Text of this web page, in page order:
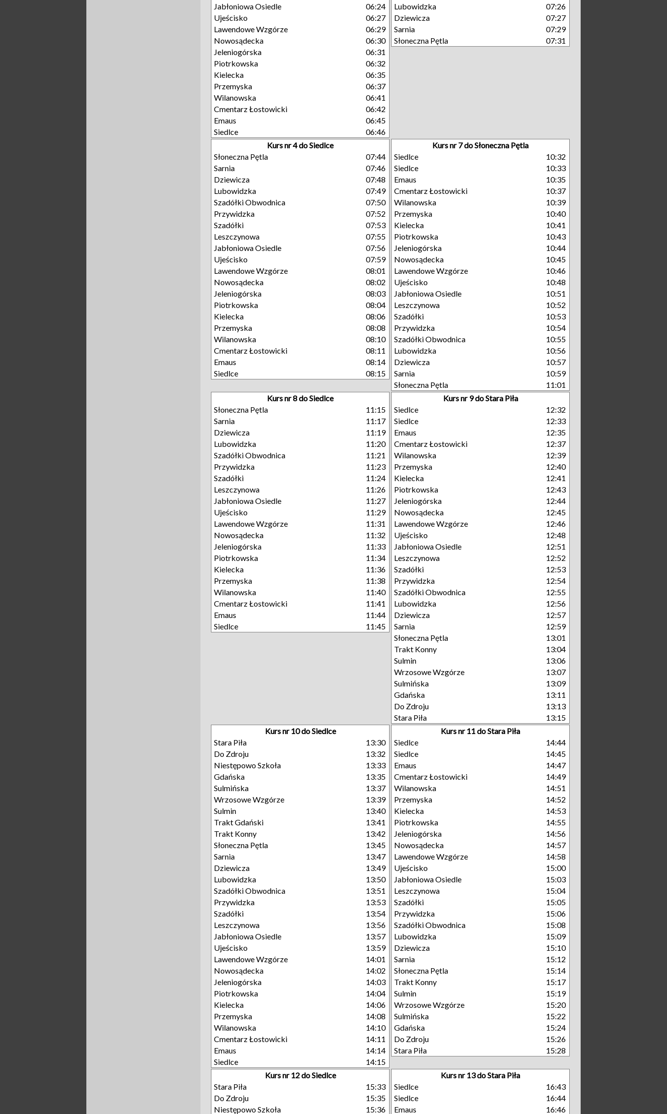
Jabłoniowa Osiedle
06:24
Ujeścisko
06:27
Lawendowe Wzgórze
06:29
Nowosądecka
06:30
Jeleniogórska
06:31
Piotrkowska
06:32
Kielecka
06:35
Przemyska
06:37
Wilanowska
06:41
Cmentarz Łostowicki
06:42
Emaus
06:45
Siedlce
06:46
Lubowidzka
07:26
Dziewicza
07:27
Sarnia
07:29
Słoneczna Pętla
07:31
Kurs nr 4 do Siedlce
Słoneczna Pętla
07:44
Sarnia
07:46
Dziewicza
07:48
Lubowidzka
07:49
Szadółki Obwodnica
07:50
Przywidzka
07:52
Szadółki
07:53
Leszczynowa
07:55
Jabłoniowa Osiedle
07:56
Ujeścisko
07:59
Lawendowe Wzgórze
08:01
Nowosądecka
08:02
Jeleniogórska
08:03
Piotrkowska
08:04
Kielecka
08:06
Przemyska
08:08
Wilanowska
08:10
Cmentarz Łostowicki
08:11
Emaus
08:14
Siedlce
08:15
Kurs nr 7 do Słoneczna Pętla
Siedlce
10:32
Siedlce
10:33
Emaus
10:35
Cmentarz Łostowicki
10:37
Wilanowska
10:39
Przemyska
10:40
Kielecka
10:41
Piotrkowska
10:43
Jeleniogórska
10:44
Nowosądecka
10:45
Lawendowe Wzgórze
10:46
Ujeścisko
10:48
Jabłoniowa Osiedle
10:51
Leszczynowa
10:52
Szadółki
10:53
Przywidzka
10:54
Szadółki Obwodnica
10:55
Lubowidzka
10:56
Dziewicza
10:57
Sarnia
10:59
Słoneczna Pętla
11:01
Kurs nr 8 do Siedlce
Słoneczna Pętla
11:15
Sarnia
11:17
Dziewicza
11:19
Lubowidzka
11:20
Szadółki Obwodnica
11:21
Przywidzka
11:23
Szadółki
11:24
Leszczynowa
11:26
Jabłoniowa Osiedle
11:27
Ujeścisko
11:29
Lawendowe Wzgórze
11:31
Nowosądecka
11:32
Jeleniogórska
11:33
Piotrkowska
11:34
Kielecka
11:36
Przemyska
11:38
Wilanowska
11:40
Cmentarz Łostowicki
11:41
Emaus
11:44
Siedlce
11:45
Kurs nr 9 do Stara Piła
Siedlce
12:32
Siedlce
12:33
Emaus
12:35
Cmentarz Łostowicki
12:37
Wilanowska
12:39
Przemyska
12:40
Kielecka
12:41
Piotrkowska
12:43
Jeleniogórska
12:44
Nowosądecka
12:45
Lawendowe Wzgórze
12:46
Ujeścisko
12:48
Jabłoniowa Osiedle
12:51
Leszczynowa
12:52
Szadółki
12:53
Przywidzka
12:54
Szadółki Obwodnica
12:55
Lubowidzka
12:56
Dziewicza
12:57
Sarnia
12:59
Słoneczna Pętla
13:01
Trakt Konny
13:04
Sulmin
13:06
Wrzosowe Wzgórze
13:07
Sulmińska
13:09
Gdańska
13:11
Do Zdroju
13:13
Stara Piła
13:15
Kurs nr 10 do Siedlce
Stara Piła
13:30
Do Zdroju
13:32
Niestępowo Szkoła
13:33
Gdańska
13:35
Sulmińska
13:37
Wrzosowe Wzgórze
13:39
Sulmin
13:40
Trakt Gdański
13:41
Trakt Konny
13:42
Słoneczna Pętla
13:45
Sarnia
13:47
Dziewicza
13:49
Lubowidzka
13:50
Szadółki Obwodnica
13:51
Przywidzka
13:53
Szadółki
13:54
Leszczynowa
13:56
Jabłoniowa Osiedle
13:57
Ujeścisko
13:59
Lawendowe Wzgórze
14:01
Nowosądecka
14:02
Jeleniogórska
14:03
Piotrkowska
14:04
Kielecka
14:06
Przemyska
14:08
Wilanowska
14:10
Cmentarz Łostowicki
14:11
Emaus
14:14
Siedlce
14:15
Kurs nr 11 do Stara Piła
Siedlce
14:44
Siedlce
14:45
Emaus
14:47
Cmentarz Łostowicki
14:49
Wilanowska
14:51
Przemyska
14:52
Kielecka
14:53
Piotrkowska
14:55
Jeleniogórska
14:56
Nowosądecka
14:57
Lawendowe Wzgórze
14:58
Ujeścisko
15:00
Jabłoniowa Osiedle
15:03
Leszczynowa
15:04
Szadółki
15:05
Przywidzka
15:06
Szadółki Obwodnica
15:08
Lubowidzka
15:09
Dziewicza
15:10
Sarnia
15:12
Słoneczna Pętla
15:14
Trakt Konny
15:17
Sulmin
15:19
Wrzosowe Wzgórze
15:20
Sulmińska
15:22
Gdańska
15:24
Do Zdroju
15:26
Stara Piła
15:28
Kurs nr 12 do Siedlce
Stara Piła
15:33
Do Zdroju
15:35
Niestępowo Szkoła
15:36
Kurs nr 13 do Stara Piła
Siedlce
16:43
Siedlce
16:44
Emaus
16:46